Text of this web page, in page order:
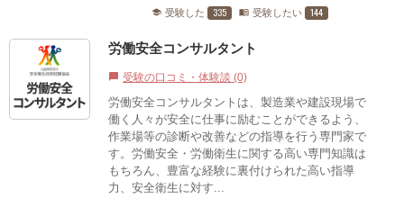
school 受験した 335 menu_book 受験したい 144
労働安全コンサルタント
chat_bubble 受験の口コミ・体験談 (0)
労働安全コンサルタントは、製造業や建設現場で
働く人々が安全に仕事に励むことができるよう、
作業場等の診断や改善などの指導を行う専門家で
す。労働安全・労働衛生に関する高い専門知識は
もちろん、豊富な経験に裏付けられた高い指導
力、安全衛生に対す...